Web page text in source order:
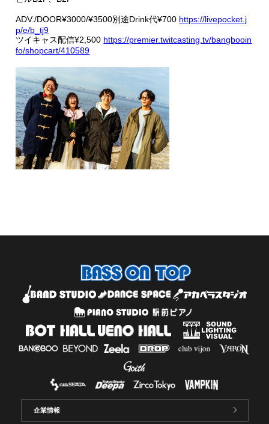
ADV./DOOR¥3000/¥3500別途Drink代¥700 https://livepocket.j
p/e/b_tj9
ツイキャス配信¥2,500 https://premier.twitcasting.tv/bangbooin
fo/shopcart/410589
企業情報